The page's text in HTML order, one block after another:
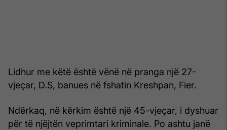
Lidhur me këtë është vënë në pranga një 27-
vjeçar, D.S, banues në fshatin Kreshpan, Fier.
Ndërkaq, në kërkim është një 45-vjeçar, i dyshuar
për të njëjtën veprimtari kriminale. Po ashtu janë